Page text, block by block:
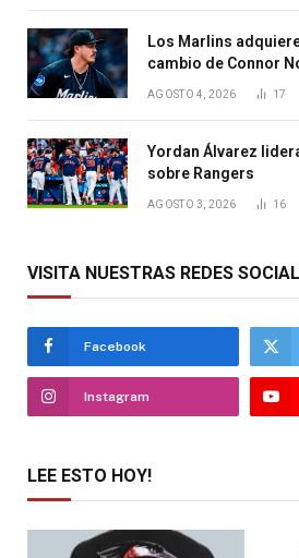
Los Marlins
cambio de Connor
AGOSTO 4, 2026 17
Yordan Álvarez
sobre Rangers
AGOSTO 3, 2026 16
VISITA NUESTRAS REDES
Facebook
Instagram
LEE ESTO HOY!